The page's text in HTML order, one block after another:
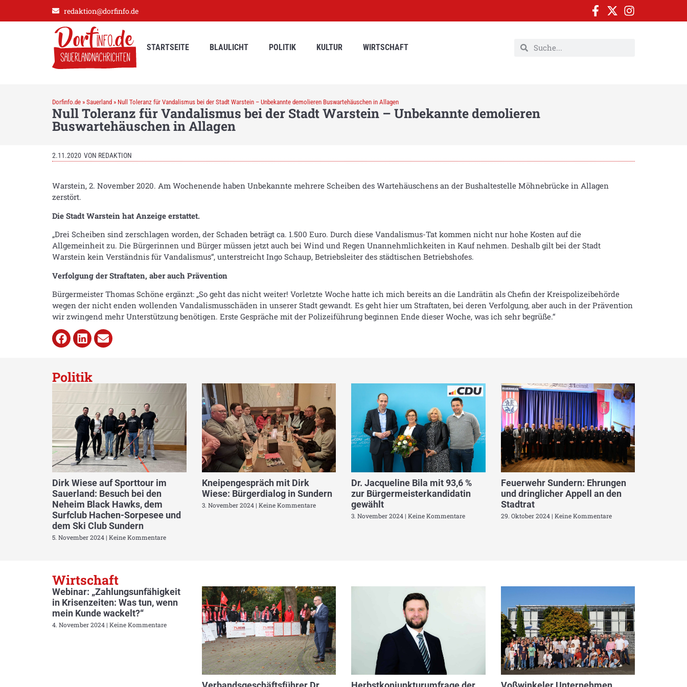
redaktion@dorfinfo.de
STARTSEITE BLAULICHT POLITIK KULTUR WIRTSCHAFT
Dorfinfo.de » Sauerland » Null Toleranz für Vandalismus bei der Stadt Warstein – Unbekannte demolieren Buswartehäuschen in Allagen
Null Toleranz für Vandalismus bei der Stadt Warstein – Unbekannte demolieren
Buswartehäuschen in Allagen
2.11.2020 VON REDAKTION
Warstein, 2. November 2020. Am Wochenende haben Unbekannte mehrere Scheiben des Wartehäuschens an der Bushaltestelle Möhnebrücke in Allagen
zerstört.
Die Stadt Warstein hat Anzeige erstattet.
„Drei Scheiben sind zerschlagen worden, der Schaden beträgt ca. 1.500 Euro. Durch diese Vandalismus-Tat kommen nicht nur hohe Kosten auf die
Allgemeinheit zu. Die Bürgerinnen und Bürger müssen jetzt auch bei Wind und Regen Unannehmlichkeiten in Kauf nehmen. Deshalb gilt bei der Stadt
Warstein kein Verständnis für Vandalismus“, unterstreicht Ingo Schaup, Betriebsleiter des städtischen Betriebshofes.
Verfolgung der Straftaten, aber auch Prävention
Bürgermeister Thomas Schöne ergänzt: „So geht das nicht weiter! Vorletzte Woche hatte ich mich bereits an die Landrätin als Chefin der Kreispolizeibehörde
wegen der nicht enden wollenden Vandalismusschäden in unserer Stadt gewandt. Es geht hier um Straftaten, bei deren Verfolgung, aber auch in der Prävention
wir zwingend mehr Unterstützung benötigen. Erste Gespräche mit der Polizeiführung beginnen Ende dieser Woche, was ich sehr begrüße.“
Politik
Dirk Wiese auf Sporttour im
Sauerland: Besuch bei den
Neheim Black Hawks, dem
Surfclub Hachen-Sorpesee und
dem Ski Club Sundern
5. November 2024 Keine Kommentare
Kneipengespräch mit Dirk
Wiese: Bürgerdialog in Sundern
3. November 2024 Keine Kommentare
Dr. Jacqueline Bila mit 93,6 %
zur Bürgermeisterkandidatin
gewählt
3. November 2024 Keine Kommentare
Feuerwehr Sundern: Ehrungen
und dringlicher Appell an den
Stadtrat
29. Oktober 2024 Keine Kommentare
Wirtschaft
Webinar: „Zahlungsunfähigkeit
in Krisenzeiten: Was tun, wenn
mein Kunde wackelt?“
4. November 2024 Keine Kommentare